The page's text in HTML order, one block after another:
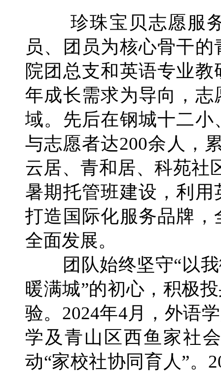
珍珠宝贝志愿服
员、团员为核心骨干
院团总支和英语专业
年成长需求为导向，
域。先后在钢城十二
与志愿者达200余人，
云居、青和居、科苑社
暑期托管班建设，利
打造国际化服务品牌
全面发展。
团队始终坚守“以
暖满城”的初心，积极
验。2024年4月，外语
学及青山区西鱼家社
动“家校社协同育人”。